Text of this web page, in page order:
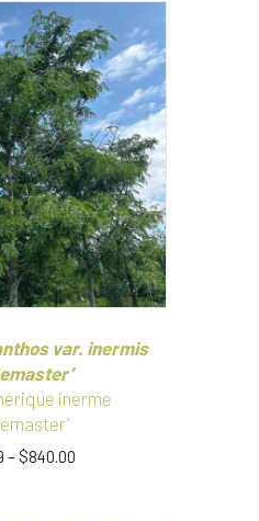
a
plusieurs
variations.
Les
options
peuvent
être
choisies
sur
la
page
du
produit
var. inermis
inerme
– $840.00